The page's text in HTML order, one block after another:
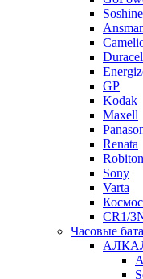
Soshine
GP
Kodak
Maxell
Renata
Robiton
Sony
Varta
Космос
CR1/
Часовые